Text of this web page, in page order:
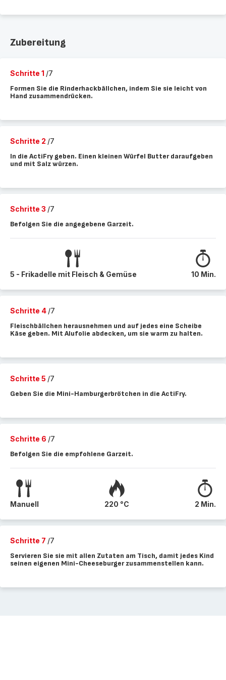
Zubereitung
Schritte 1 /7
Formen Sie die Rinderhackbällchen, indem Sie sie leicht von
Hand zusammendrücken.
Schritte 2 /7
In die ActiFry geben. Einen kleinen Würfel Butter daraufgeben
und mit Salz würzen.
Schritte 3 /7
Befolgen Sie die angegebene Garzeit.
5 - Frikadelle mit Fleisch & Gemüse 10 Min.
Schritte 4 /7
Fleischbällchen herausnehmen und auf jedes eine Scheibe
Käse geben. Mit Alufolie abdecken, um sie warm zu halten.
Schritte 5 /7
Geben Sie die Mini-Hamburgerbrötchen in die ActiFry.
Schritte 6 /7
Befolgen Sie die empfohlene Garzeit.
Manuell 220 °C 2 Min.
Schritte 7 /7
Servieren Sie sie mit allen Zutaten am Tisch, damit jedes Kind
seinen eigenen Mini-Cheeseburger zusammenstellen kann.